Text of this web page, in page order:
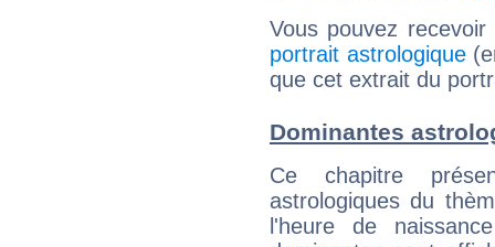
Vous pouvez
portrait astrologique
que cet extrait du
Dominantes
Ce chapitre
astrologiques du
l'heure de